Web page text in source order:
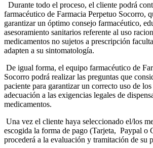
Durante todo el proceso, el cliente podrá
farmacéutico de Farmacia Perpetuo Socorro,
garantizar un óptimo consejo farmacéutico,
asesoramiento sanitarios referente al uso
medicamentos no sujetos a prescripción
adapten a su sintomatología.
De igual forma, el equipo farmacéutico de
Socorro podrá realizar las preguntas que
paciente para garantizar un correcto uso de
adecuación a las exigencias legales de
medicamentos.
Una vez el cliente haya seleccionado el/los
escogida la forma de pago (Tarjeta, Paypal o
procederá a la evaluación y tramitación de su